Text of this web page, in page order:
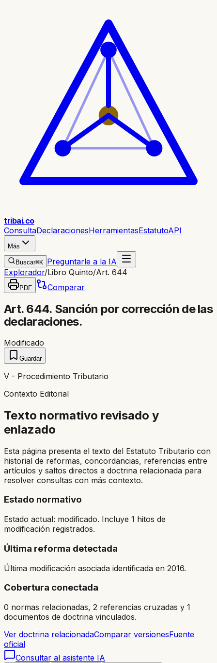
tribai.co
ConsultaDeclaracionesHerramientasEstatutoAPI
Más
Buscar⌘K Preguntarle a la IA
Explorador/Libro Quinto/Art. 644
PDF Comparar
Art. 644. Sanción por corrección de las
declaraciones.
Modificado
Guardar
V - Procedimiento Tributario
Contexto Editorial
Texto normativo revisado y
enlazado
Esta página presenta el texto del Estatuto Tributario con
historial de reformas, concordancias, referencias entre
artículos y saltos directos a doctrina relacionada para
resolver consultas con más contexto.
Estado normativo
Estado actual: modificado. Incluye 1 hitos de
modificación registrados.
Última reforma detectada
Última modificación asociada identificada en 2016.
Cobertura conectada
0 normas relacionadas, 2 referencias cruzadas y 1
documentos de doctrina vinculados.
Ver doctrina relacionadaComparar versionesFuente
oficial
Consultar al asistente IA